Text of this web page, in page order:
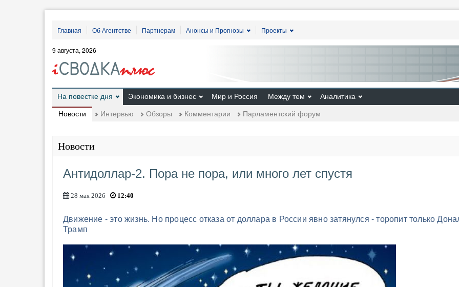
Главная Об Агентстве Партнерам Анонсы и Прогнозы Проекты
9 августа, 2026
На повестке дня
Новости Интервью Обзоры Комментарии Парламентский форум
Экономика и бизнес Мир и Россия Между тем Аналитика
Новости
Антидоллар-2. Пора не пора, или много лет спустя
28 мая 2026 12:40
Движение - это жизнь. Но процесс отказа от доллара в России явно затянулся - торопит только
Трамп